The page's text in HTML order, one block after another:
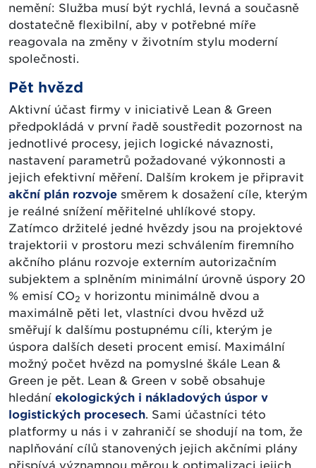
nemění: Služba musí být rychlá, levná a současně
dostatečně flexibilní, aby v potřebné míře
reagovala na změny v životním stylu moderní
společnosti.
Pět hvězd
Aktivní účast firmy v iniciativě Lean & Green
předpokládá v první řadě soustředit pozornost na
jednotlivé procesy, jejich logické návaznosti,
nastavení parametrů požadované výkonnosti a
jejich efektivní měření. Dalším krokem je připravit
akční plán rozvoje směrem k dosažení cíle, kterým
je reálné snížení měřitelné uhlíkové stopy.
Zatímco držitelé jedné hvězdy jsou na projektové
trajektorii v prostoru mezi schválením firemního
akčního plánu rozvoje externím autorizačním
subjektem a splněním minimální úrovně úspory 20
% emisí CO2 v horizontu minimálně dvou a
maximálně pěti let, vlastníci dvou hvězd už
směřují k dalšímu postupnému cíli, kterým je
úspora dalších deseti procent emisí. Maximální
možný počet hvězd na pomyslné škále Lean &
Green je pět. Lean & Green v sobě obsahuje
hledání ekologických i nákladových úspor v
logistických procesech. Sami účastníci této
platformy u nás i v zahraničí se shodují na tom, že
naplňování cílů stanovených jejich akčními plány
přispívá významnou měrou k optimalizaci jejich